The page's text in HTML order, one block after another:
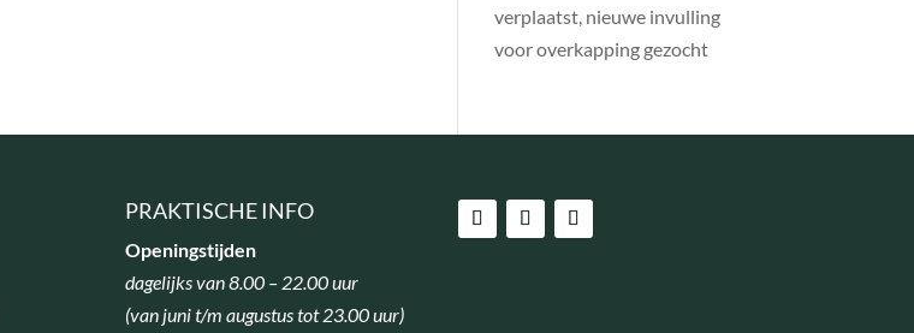
verplaatst, nieuwe invulling
voor overkapping gezocht
PRAKTISCHE INFO
Openingstijden
dagelijks van 8.00 – 22.00 uur
(van juni t/m augustus tot 23.00 uur)